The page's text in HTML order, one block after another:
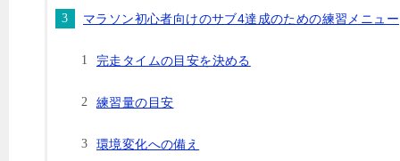
マラソン初心者向けのサブ4達成のための練習メニュー
完走タイムの目安を決める
練習量の目安
環境変化への備え